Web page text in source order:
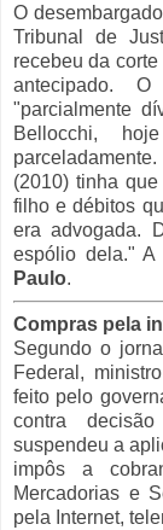
O
Tribunal de
recebeu da
antecipado.
"parcialmente
Bellocchi,
(2010) tinha
filho e débitos
era advogada.
espólio dela."
Paulo.
Compras pela
Segundo o
Federal,
feito pelo
contra
suspendeu a
impôs a
Mercadorias e
pela Internet,